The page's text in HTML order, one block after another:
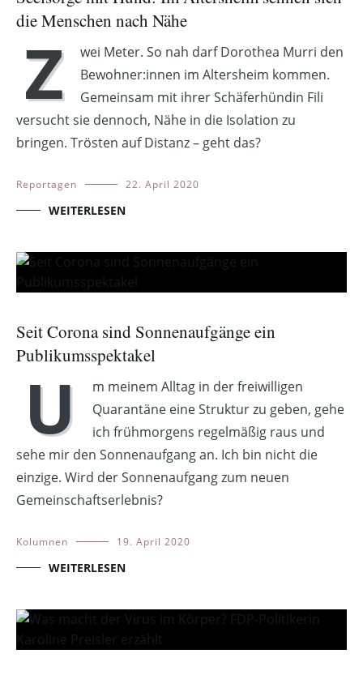
die Menschen nach Nähe
Z
wei Meter. So nah darf Dorothea Murri den
Bewohner:innen im Altersheim kommen.
Gemeinsam mit ihrer Schäferhündin Fili
versucht sie dennoch, Nähe in die Isolation zu
bringen. Trösten auf Distanz – geht das?
Reportagen 22. April 2020
WEITERLESEN
Seit Corona sind Sonnenaufgänge ein
Publikumsspektakel
U
m meinem Alltag in der freiwilligen
Quarantäne eine Struktur zu geben, gehe
ich frühmorgens regelmäßig raus und
sehe mir den Sonnenaufgang an. Ich bin nicht die
einzige. Wird der Sonnenaufgang zum neuen
Gemeinschaftserlebnis?
Kolumnen 19. April 2020
WEITERLESEN